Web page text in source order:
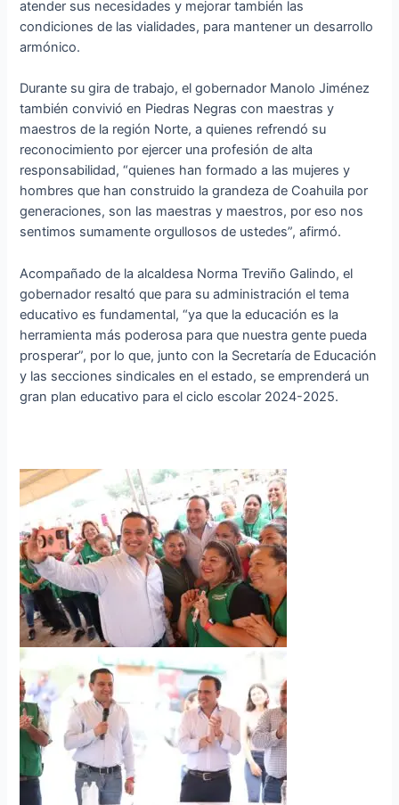
atender sus necesidades y mejorar también las
condiciones de las vialidades, para mantener un desarrollo
armónico.
Durante su gira de trabajo, el gobernador Manolo Jiménez
también convivió en Piedras Negras con maestras y
maestros de la región Norte, a quienes refrendó su
reconocimiento por ejercer una profesión de alta
responsabilidad, “quienes han formado a las mujeres y
hombres que han construido la grandeza de Coahuila por
generaciones, son las maestras y maestros, por eso nos
sentimos sumamente orgullosos de ustedes”, afirmó.
Acompañado de la alcaldesa Norma Treviño Galindo, el
gobernador resaltó que para su administración el tema
educativo es fundamental, “ya que la educación es la
herramienta más poderosa para que nuestra gente pueda
prosperar”, por lo que, junto con la Secretaría de Educación
y las secciones sindicales en el estado, se emprenderá un
gran plan educativo para el ciclo escolar 2024-2025.